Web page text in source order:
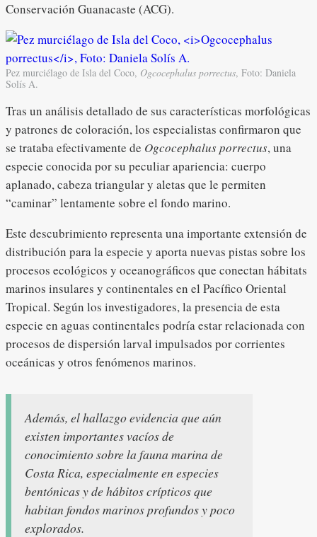
Conservación Guanacaste (ACG).
Pez murciélago de Isla del Coco, Ogcocephalus porrectus, Foto: Daniela
Solís A.
Tras un análisis detallado de sus características morfológicas
y patrones de coloración, los especialistas confirmaron que
se trataba efectivamente de Ogcocephalus porrectus, una
especie conocida por su peculiar apariencia: cuerpo
aplanado, cabeza triangular y aletas que le permiten
“caminar” lentamente sobre el fondo marino.
Este descubrimiento representa una importante extensión de
distribución para la especie y aporta nuevas pistas sobre los
procesos ecológicos y oceanográficos que conectan hábitats
marinos insulares y continentales en el Pacífico Oriental
Tropical. Según los investigadores, la presencia de esta
especie en aguas continentales podría estar relacionada con
procesos de dispersión larval impulsados por corrientes
oceánicas y otros fenómenos marinos.
Además, el hallazgo evidencia que aún
existen importantes vacíos de
conocimiento sobre la fauna marina de
Costa Rica, especialmente en especies
bentónicas y de hábitos crípticos que
habitan fondos marinos profundos y poco
explorados.